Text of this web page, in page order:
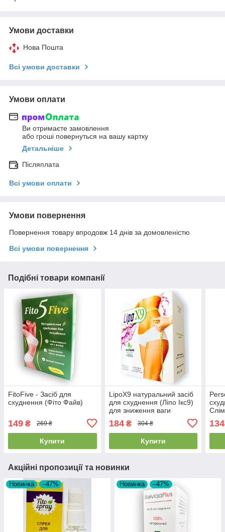
Умови доставки
Нова Пошта
Всі умови доставки
Умови оплати
Ви отримаєте замовлення
або гроші повернуться на вашу картку
Детальніше
Післяплата
Всі умови оплати
Умови повернення
Повернення товару впродовж 14 днів за домовленістю
Всі умови повернення
Подібні товари компанії
FitoFive - Засіб для
схуднення (Фіто Файв)
149 ₴ 269 ₴
Купити
LipoX9 натуральний засіб
для схуднення (Ліпо Ікс9)
для зниження ваги
184₴ 304 ₴
Купити
134
Акційні пропозиції та новинки
Новинка –47% Новинка –47%